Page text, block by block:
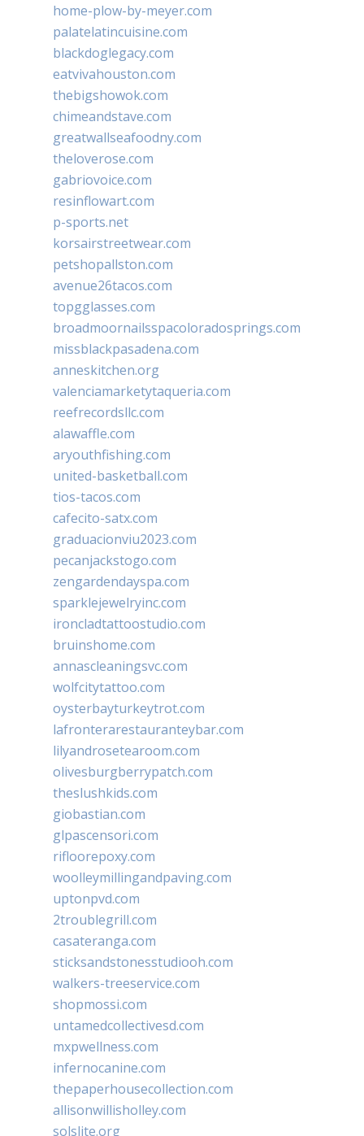
home-plow-by-meyer.com
palatelatincuisine.com
blackdoglegacy.com
eatvivahouston.com
thebigshowok.com
chimeandstave.com
greatwallseafoodny.com
theloverose.com
gabriovoice.com
resinflowart.com
p-sports.net
korsairstreetwear.com
petshopallston.com
avenue26tacos.com
topgglasses.com
broadmoornailsspacoloradosprings.com
missblackpasadena.com
anneskitchen.org
valenciamarketytaqueria.com
reefrecordsllc.com
alawaffle.com
aryouthfishing.com
united-basketball.com
tios-tacos.com
cafecito-satx.com
graduacionviu2023.com
pecanjackstogo.com
zengardendayspa.com
sparklejewelryinc.com
ironcladtattoostudio.com
bruinshome.com
annascleaningsvc.com
wolfcitytattoo.com
oysterbayturkeytrot.com
lafronterarestauranteybar.com
lilyandrosetearoom.com
olivesburgberrypatch.com
theslushkids.com
giobastian.com
glpascensori.com
rifloorepoxy.com
woolleymillingandpaving.com
uptonpvd.com
2troublegrill.com
casateranga.com
sticksandstonesstudiooh.com
walkers-treeservice.com
shopmossi.com
untamedcollectivesd.com
mxpwellness.com
infernocanine.com
thepaperhousecollection.com
allisonwillisholley.com
solslite.org